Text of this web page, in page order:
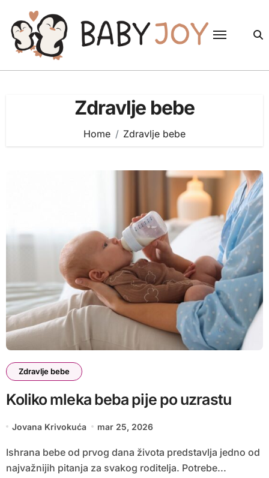
content
Zdravlje bebe
Home Zdravlje bebe
Zdravlje bebe
Koliko mleka beba pije po uzrastu
Jovana Krivokuća mar 25, 2026
Ishrana bebe od prvog dana života predstavlja jedno od
najvažnijih pitanja za svakog roditelja. Potrebe...